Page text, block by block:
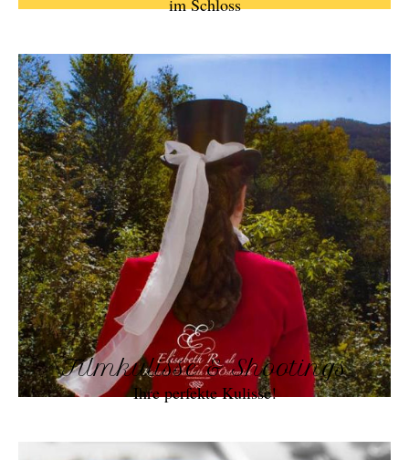
Filmkulisse & Shootings
Ihre perfekte Kulisse!